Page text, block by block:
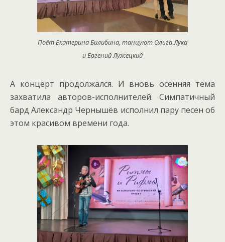
Поёт Екатерина Билибина, танцуют Ольга Лука
и Евгений Лужецкий
А концерт продолжался. И вновь осенняя тема
захватила авторов-исполнителей. Симпатичный
бард Александр Чернышёв исполнил пару песен об
этом красивом времени года.